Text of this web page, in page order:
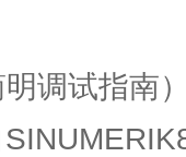
明调试指南